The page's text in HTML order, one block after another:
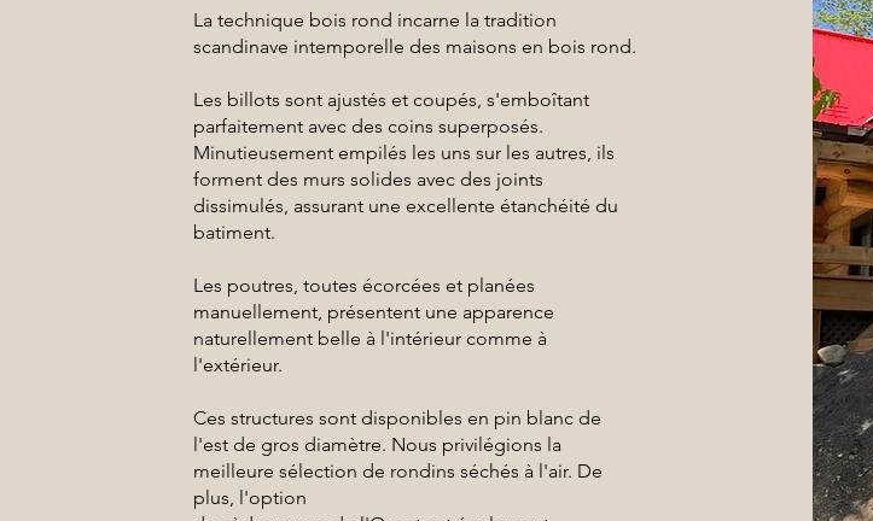
La technique bois rond incarne la tradition
scandinave intemporelle des maisons en bois rond.
Les billots sont ajustés et coupés, s'emboîtant
parfaitement avec des coins superposés.
Minutieusement empilés les uns sur les autres, ils
forment des murs solides avec des joints
dissimulés, assurant une excellente étanchéité du
batiment.
Les poutres, toutes écorcées et planées
manuellement, présentent une apparence
naturellement belle à l'intérieur comme à
l'extérieur.
Ces structures sont disponibles en pin blanc de
l'est de gros diamètre. Nous privilégions la
meilleure sélection de rondins séchés à l'air. De
plus, l'option